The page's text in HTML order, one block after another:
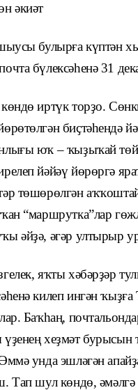
әкиәт
булырға күптән
бүлексәһенә 31
иртүк торҙо.
биҫтәһендә
юҡ – ҡыҙыҡай
йәйәү йөрөргә
төшөрөлгән
“маршрутка”лар
әйҙә, әгәр ултырыр
яҡты хәбәрҙәр
килеп ингән
Баҡһаң,
хеҙмәт
унда эшләгән
Тап шул көндө, әмәлгә